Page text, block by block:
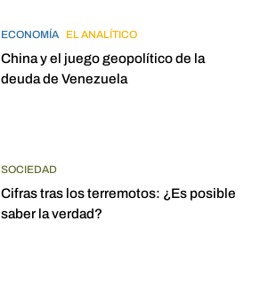
ECONOMÍA EL ANALÍTICO
China y el juego geopolítico de la
deuda de Venezuela
SOCIEDAD
Cifras tras los terremotos: ¿Es posible
saber la verdad?